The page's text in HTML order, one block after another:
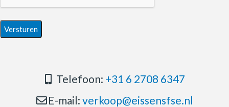
Telefoon: +31 6 2708 6347
E-mail: verkoop@eissensfse.nl